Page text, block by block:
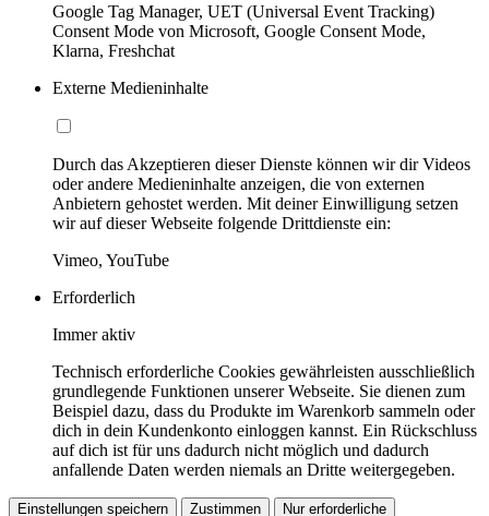
Google Tag Manager, UET (Universal Event Tracking)
Consent Mode von Microsoft, Google Consent Mode,
Klarna, Freshchat
Externe Medieninhalte
Durch das Akzeptieren dieser Dienste können wir dir Videos
oder andere Medieninhalte anzeigen, die von externen
Anbietern gehostet werden. Mit deiner Einwilligung setzen
wir auf dieser Webseite folgende Drittdienste ein:
Vimeo, YouTube
Erforderlich
Immer aktiv
Technisch erforderliche Cookies gewährleisten ausschließlich
grundlegende Funktionen unserer Webseite. Sie dienen zum
Beispiel dazu, dass du Produkte im Warenkorb sammeln oder
dich in dein Kundenkonto einloggen kannst. Ein Rückschluss
auf dich ist für uns dadurch nicht möglich und dadurch
anfallende Daten werden niemals an Dritte weitergegeben.
Einstellungen speichern Zustimmen Nur erforderliche